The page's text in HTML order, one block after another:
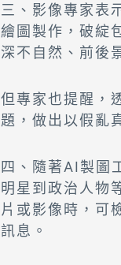
三、影像專家表
繪圖製作，破綻
深不自然、前後
但專家也提醒，
題，做出以假亂
四、隨著AI製圖
明星到政治人物
片或影像時，可
訊息。